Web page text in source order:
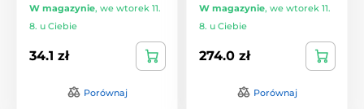
W magazynie, we wtorek 11.
8. u Ciebie
34.1 zł
Porównaj
W magazynie, we wtorek 11.
8. u Ciebie
274.0 zł
Porównaj